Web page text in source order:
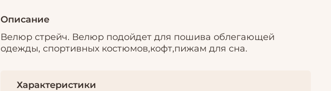
Описание
Велюр стрейч. Велюр подойдет для пошива облегающей
одежды, спортивных костюмов,кофт,пижам для сна.
Характеристики